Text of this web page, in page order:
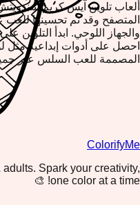
ألعاب تلوين آيس كريم سندويتش
المتصفح وقد تم تحسينها
والجهاز اللوحي. ابدأ التلوين
احصل على أدوات إبداعية مثل
المصممة للعب السلس عبر
ColorifyMe
Spark your creativity,
one color at a time! 🎨